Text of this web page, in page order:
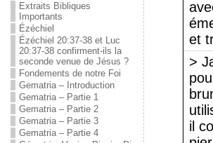
Extraits Bibliques
Importants
Ézéchiel
Ézéchiel 20:37-38 et Luc
20:37-38 confirment-ils la
seconde venue de Jésus ?
Fondements de notre Foi
Gematria – Introduction
Gematria – Partie 1
Gematria – Partie 2
Gematria – Partie 3
Gematria – Partie 4
et
>
il